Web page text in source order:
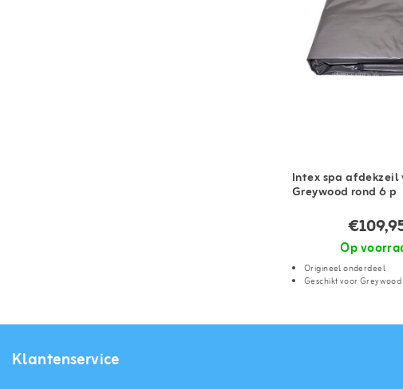
Intex spa afdekzeil
Greywood rond 6 p
Op
Origineel onderdeel
Geschikt voor Greywood
Klantenservice